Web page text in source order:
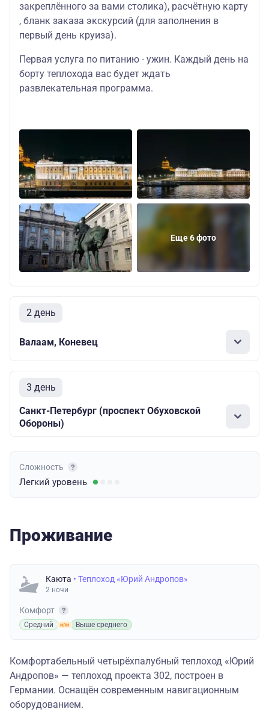
закреплённого за вами столика), расчётную карту
, бланк заказа экскурсий (для заполнения в
первый день круиза).
Первая услуга по питанию - ужин. Каждый день на
борту теплохода вас будет ждать
развлекательная программа.
Еще 6 фото
2 день
Валаам, Коневец
3 день
Санкт-Петербург (проспект Обуховской
Обороны)
Сложность
Легкий уровень
Проживание
Каюта • Теплоход «Юрий Андропов»
2 ночи
Комфорт
Средний Выше среднего
Комфортабельный четырёхпалубный теплоход «Юрий
Андропов» — теплоход проекта 302, построен в
Германии. Оснащён современным навигационным
оборудованием.